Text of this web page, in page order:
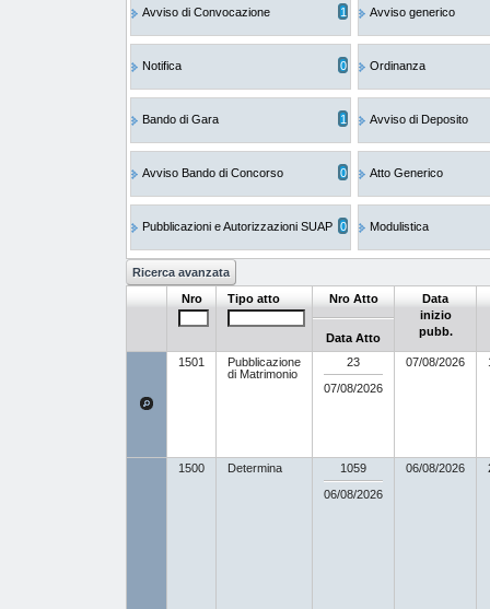
Avviso di Convocazione 1 Avviso generico
Notifica 0 Ordinanza
Bando di Gara 1 Avviso di Deposito
Avviso Bando di Concorso 0 Atto Generico
Pubblicazioni e Autorizzazioni SUAP 0 Modulistica
Nro Tipo atto Nro Atto
Data Atto
Data
inizio
pubb.
1501
Pubblicazione
di Matrimonio
23
07/08/2026
07/08/2026
1500 Determina
1059
06/08/2026
06/08/2026